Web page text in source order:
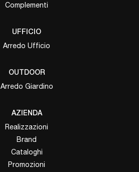
Complementi
UFFICIO
Arredo Ufficio
OUTDOOR
Arredo Giardino
AZIENDA
Realizzazioni
Brand
Cataloghi
Promozioni